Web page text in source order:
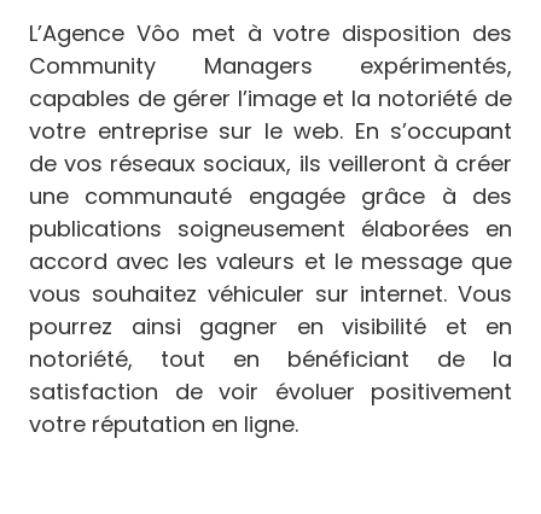
L’Agence Vôo met à votre disposition des
Community Managers expérimentés,
capables de gérer l’image et la notoriété de
votre entreprise sur le web. En s’occupant
de vos réseaux sociaux, ils veilleront à créer
une communauté engagée grâce à des
publications soigneusement élaborées en
accord avec les valeurs et le message que
vous souhaitez véhiculer sur internet. Vous
pourrez ainsi gagner en visibilité et en
notoriété, tout en bénéficiant de la
satisfaction de voir évoluer positivement
votre réputation en ligne.